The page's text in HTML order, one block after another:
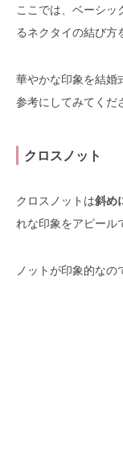
ここでは、ベーシッ
るネクタイの結び方
華やかな印象を結婚
参考にしてみてくだ
クロスノット
クロスノットは斜め
れな印象をアピール
ノットが印象的なの